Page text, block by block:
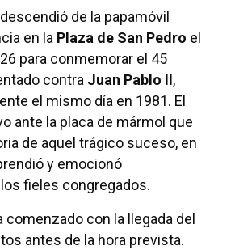
de la papamóvil
en la Plaza de San Pedro el
para conmemorar el 45
contra Juan Pablo II,
el mismo día en 1981. El
ante la placa de mármol que
de aquel trágico suceso, en
y emocionó
fieles congregados.
comenzado con la llegada del
antes de la hora prevista.